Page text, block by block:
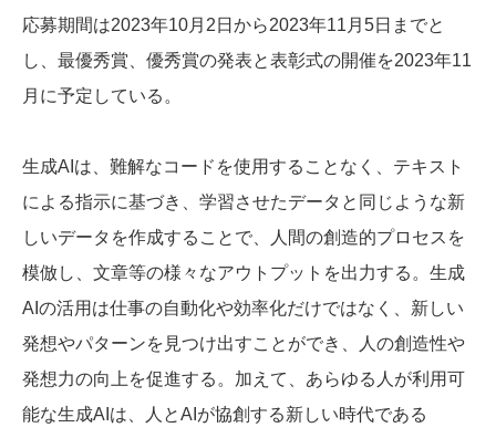
応募期間は2023年10月2日から2023年11月5日までと
し、最優秀賞、優秀賞の発表と表彰式の開催を2023年11
月に予定している。
生成AIは、難解なコードを使用することなく、テキスト
による指示に基づき、学習させたデータと同じような新
しいデータを作成することで、人間の創造的プロセスを
模倣し、文章等の様々なアウトプットを出力する。生成
AIの活用は仕事の自動化や効率化だけではなく、新しい
発想やパターンを見つけ出すことができ、人の創造性や
発想力の向上を促進する。加えて、あらゆる人が利用可
能な生成AIは、人とAIが協創する新しい時代である